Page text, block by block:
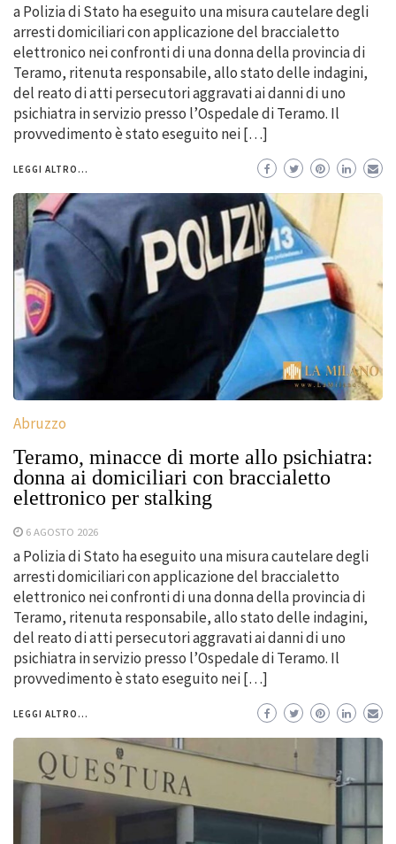
a Polizia di Stato ha eseguito una misura cautelare degli
arresti domiciliari con applicazione del braccialetto
elettronico nei confronti di una donna della provincia di
Teramo, ritenuta responsabile, allo stato delle indagini,
del reato di atti persecutori aggravati ai danni di uno
psichiatra in servizio presso l’Ospedale di Teramo. Il
provvedimento è stato eseguito nei […]
LEGGI ALTRO...
Abruzzo
Teramo, minacce di morte allo psichiatra:
donna ai domiciliari con braccialetto
elettronico per stalking
6 AGOSTO 2026
a Polizia di Stato ha eseguito una misura cautelare degli
arresti domiciliari con applicazione del braccialetto
elettronico nei confronti di una donna della provincia di
Teramo, ritenuta responsabile, allo stato delle indagini,
del reato di atti persecutori aggravati ai danni di uno
psichiatra in servizio presso l’Ospedale di Teramo. Il
provvedimento è stato eseguito nei […]
LEGGI ALTRO...